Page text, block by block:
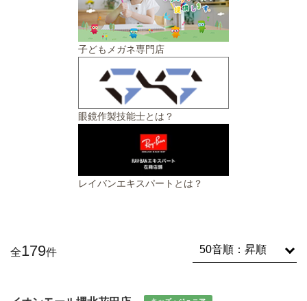
全179件
子どもメガネ専門店
眼鏡作製技能士とは？
レイバンエキスパートとは？